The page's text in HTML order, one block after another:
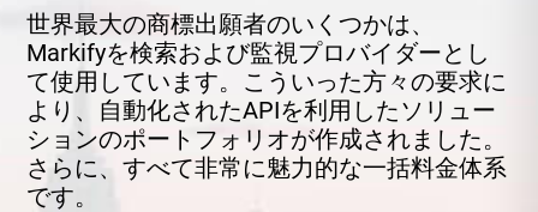
世界最大の商標出願者のいくつかは、
Markifyを検索および監視プロバイダーとし
て使用しています。こういった方々の要求に
より、自動化されたAPIを利用したソリュー
ションのポートフォリオが作成されました。
さらに、すべて非常に魅力的な一括料金体系
です。